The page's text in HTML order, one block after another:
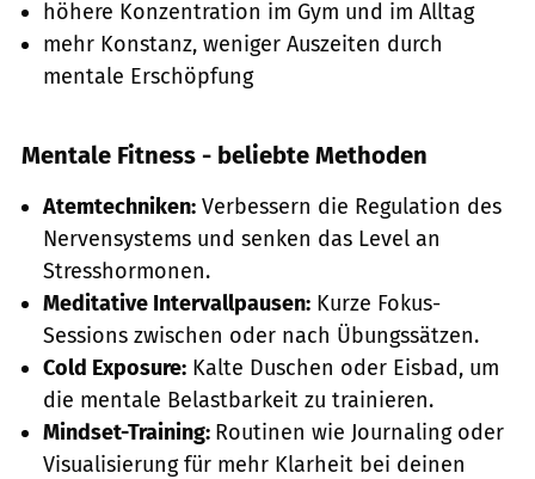
höhere Konzentration im Gym und im Alltag
mehr Konstanz, weniger Auszeiten durch
mentale Erschöpfung
Mentale Fitness - beliebte Methoden
Atemtechniken: Verbessern die Regulation des
Nervensystems und senken das Level an
Stresshormonen.
Meditative Intervallpausen: Kurze Fokus-
Sessions zwischen oder nach Übungssätzen.
Cold Exposure: Kalte Duschen oder Eisbad, um
die mentale Belastbarkeit zu trainieren.
Mindset-Training: Routinen wie Journaling oder
Visualisierung für mehr Klarheit bei deinen